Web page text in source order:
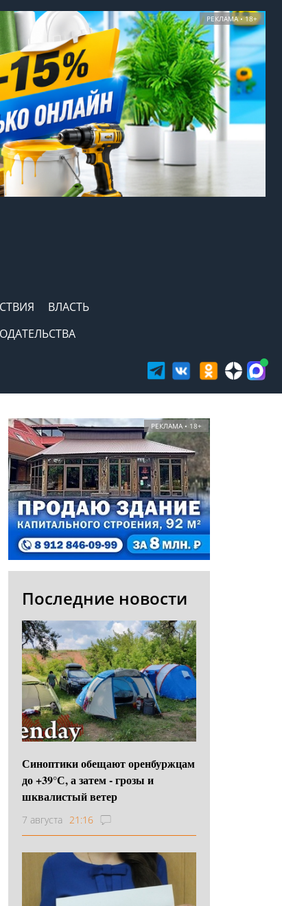
РЕКЛАМА • 18+
ВЛАСТЬ
РЕКЛАМА • 18+
Последние новости
Синоптики обещают оренбуржцам
до +39°С, а затем - грозы и
шквалистый ветер
7 августа 21:16